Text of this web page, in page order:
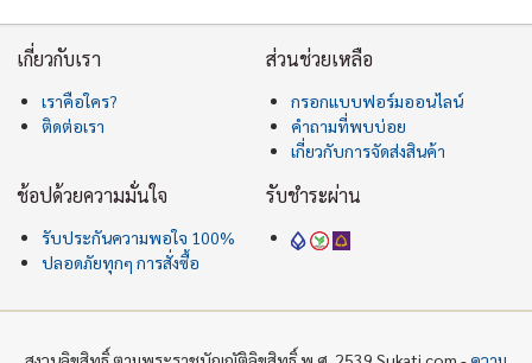
เกี่ยวกับเรา
เราคือใคร?
ติดต่อเรา
ส่วนช่วยเหลือ
กรอกแบบฟอร์มออนไลน์
คำถามที่พบบ่อย
เกี่ยวกับการจัดส่งสินค้า
ช้อปด้วยความมั่นใจ
รับประกันความพอใจ 100%
ปลอดภัยทุกๆ การสั่งซื้อ
รับชำระผ่าน